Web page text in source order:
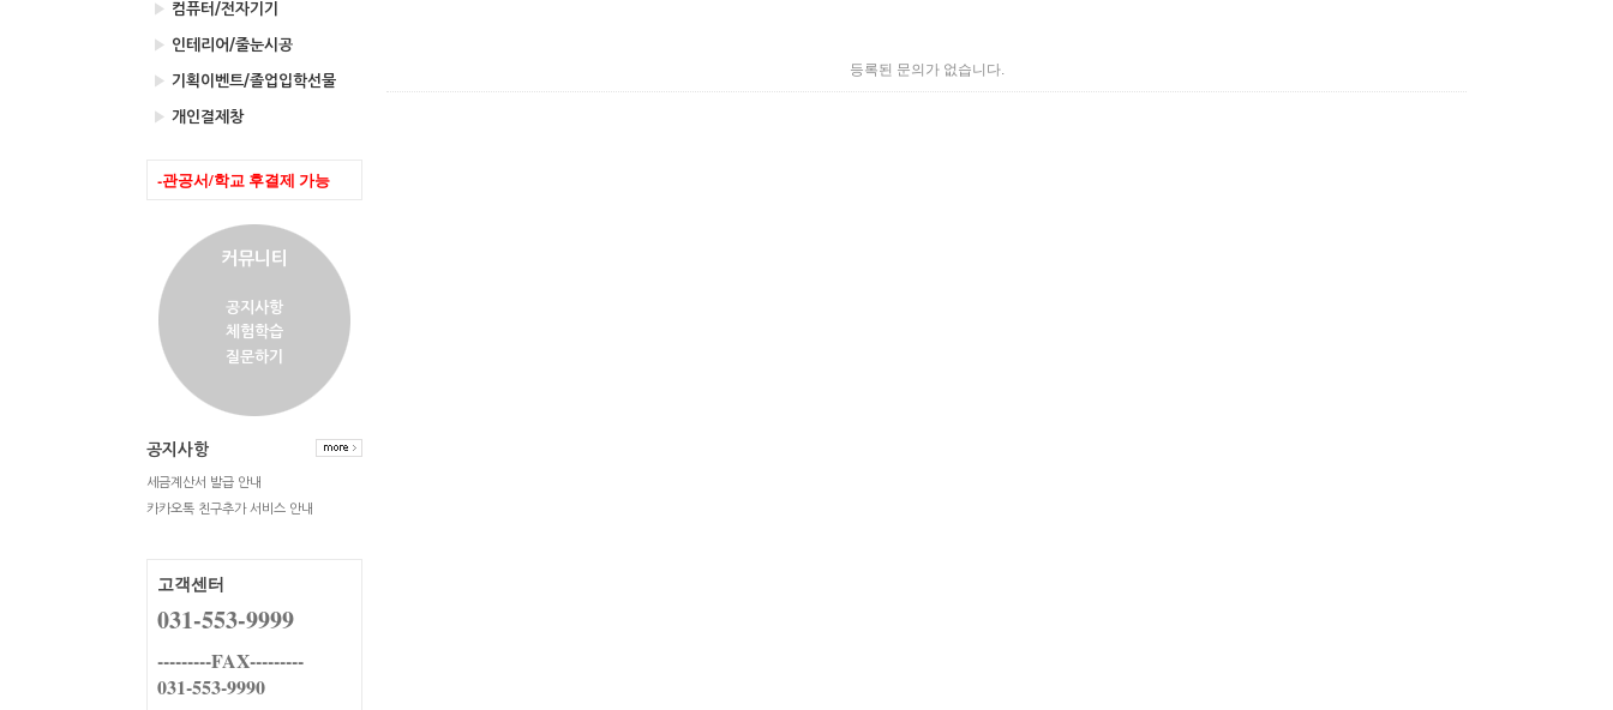
▶ 컴퓨터/전자기기
▶ 인테리어/줄눈시공
▶ 기획이벤트/졸업입학선물
▶ 개인결제창
-관공서/학교 후결제 가능
커뮤니티
공지사항
체험학습
질문하기
공지사항
세금계산서 발급 안내
카카오톡 친구추가 서비스 안내
고객센터
031-553-9999
---------FAX---------
031-553-9990
등록된 문의가 없습니다.